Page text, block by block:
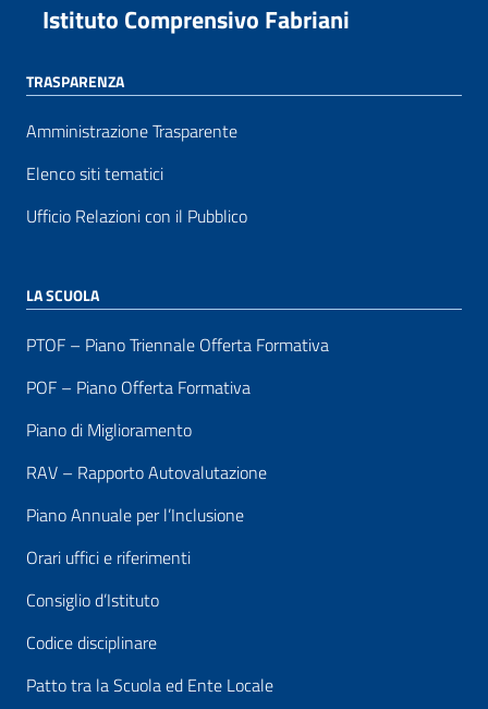
Istituto Comprensivo Fabriani
TRASPARENZA
Amministrazione Trasparente
Elenco siti tematici
Ufficio Relazioni con il Pubblico
LA SCUOLA
PTOF – Piano Triennale Offerta Formativa
POF – Piano Offerta Formativa
Piano di Miglioramento
RAV – Rapporto Autovalutazione
Piano Annuale per l’Inclusione
Orari uffici e riferimenti
Consiglio d’Istituto
Codice disciplinare
Patto tra la Scuola ed Ente Locale